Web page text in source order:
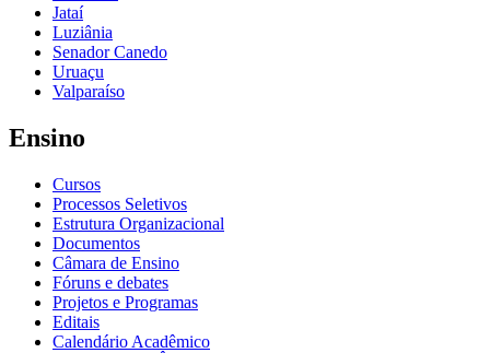
Jataí
Luziânia
Senador Canedo
Uruaçu
Valparaíso
Ensino
Cursos
Processos Seletivos
Estrutura Organizacional
Documentos
Câmara de Ensino
Fóruns e debates
Projetos e Programas
Editais
Calendário Acadêmico